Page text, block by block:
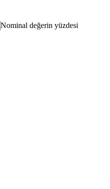
Nominal değerin yüzdesi